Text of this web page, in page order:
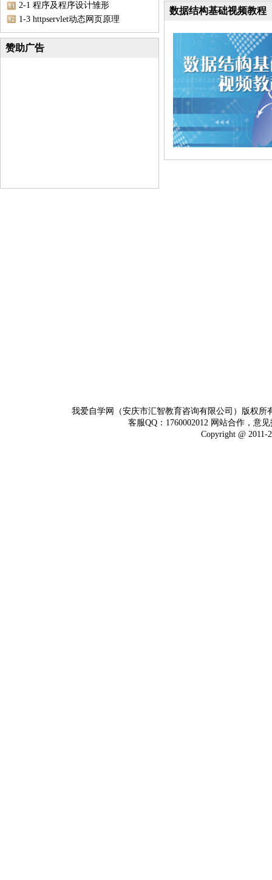
2-1 程序及程序设计雏形
1-3 httpservlet动态网页原理
赞助广告
数据结构基础视频教程
我爱自学网（安庆市汇智教育咨询有限公司）版权
客服QQ：1760002012 网站合作，意
Copyright @